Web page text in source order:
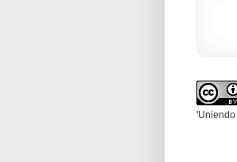
'Uniendo